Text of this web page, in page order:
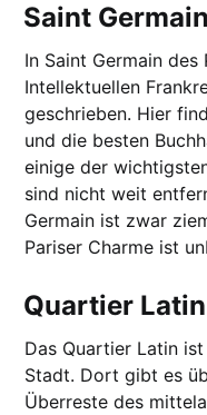
Saint
In Saint Germain
Intellektuellen
geschrieben. Hier
und die besten
einige der
sind nicht weit
Germain ist zwar
Pariser Charme ist
Quartier Latin
Das Quartier Latin
Stadt. Dort gibt es
Überreste des